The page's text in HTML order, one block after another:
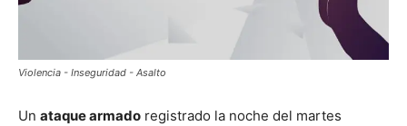
Violencia - Inseguridad - Asalto
Un ataque armado registrado la noche del martes